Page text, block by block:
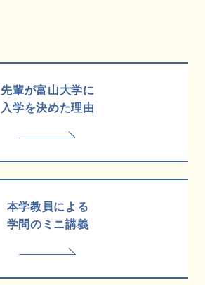
先輩が富山大学に
入学を決めた理由
本学教員による
学問のミニ講義